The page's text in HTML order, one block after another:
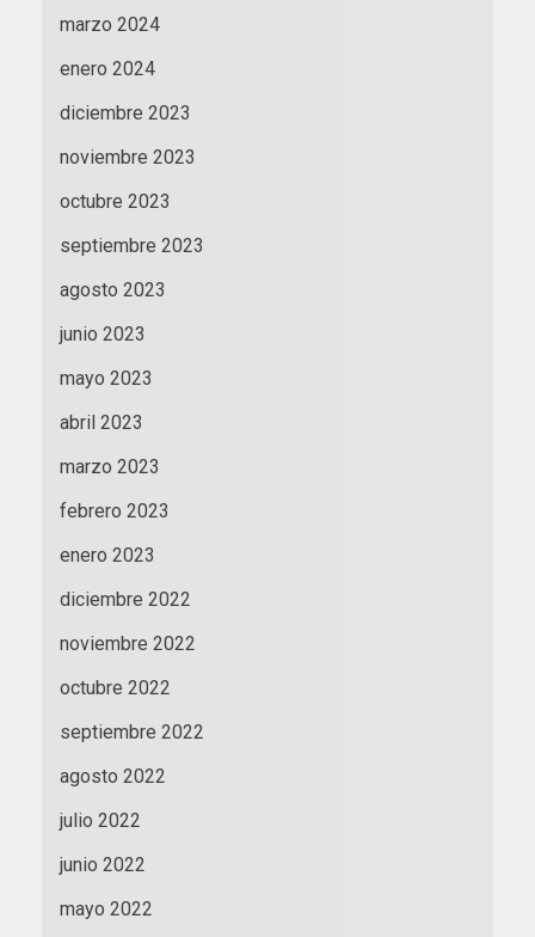
marzo 2024
enero 2024
diciembre 2023
noviembre 2023
octubre 2023
septiembre 2023
agosto 2023
junio 2023
mayo 2023
abril 2023
marzo 2023
febrero 2023
enero 2023
diciembre 2022
noviembre 2022
octubre 2022
septiembre 2022
agosto 2022
julio 2022
junio 2022
mayo 2022